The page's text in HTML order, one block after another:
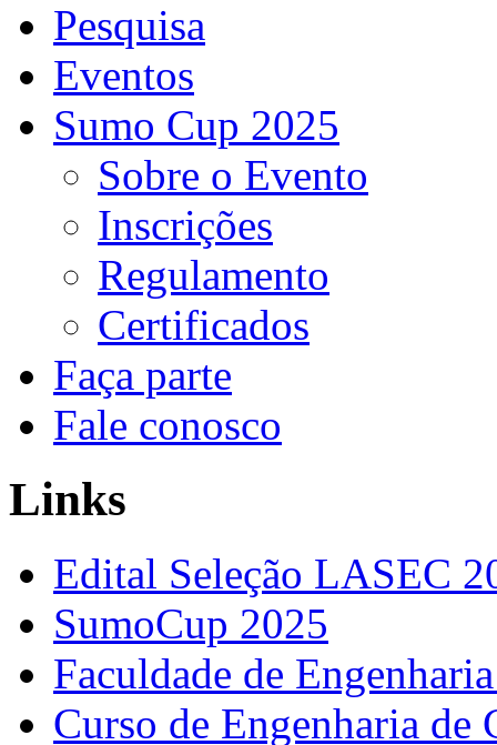
Pesquisa
Eventos
Sumo Cup 2025
Sobre o Evento
Inscrições
Regulamento
Certificados
Faça parte
Fale conosco
Links
Edital Seleção LASEC
SumoCup 2025
Faculdade de
Curso de Engenharia